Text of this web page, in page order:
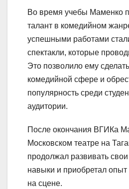
Во время учебы Маменко
талант в комедийном
успешными работами
спектакли, которые
Это позволило ему
комедийной сфере и
популярность среди
аудитории.
После окончания ВГИКа
Московском театре на
продолжал развивать
навыки и приобретал
на сцене.